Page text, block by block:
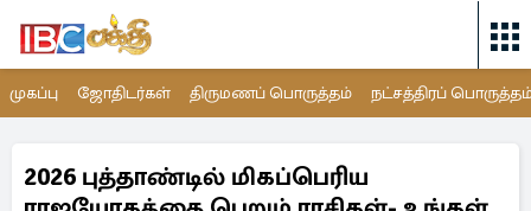
முகப்பு ஜோதிடர்கள் திருமணப் பொருத்தம் நட்சத்திரப்
2026 புத்தாண்டில் மிகப்பெரிய